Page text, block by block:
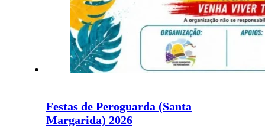
Festas de Peroguarda (Santa
Margarida) 2026